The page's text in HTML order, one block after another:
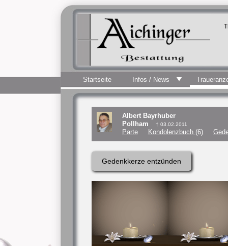
Startseite Infos / News
Albert Bayrhuber
Pollham
† 03.02.2011
Parte Kondolenzbuch (6)
Gedenkkerze entzünden